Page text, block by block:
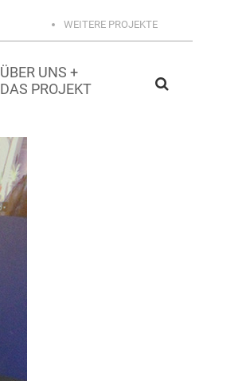
WEITERE PROJEKTE
ÜBER UNS +
DAS PROJEKT